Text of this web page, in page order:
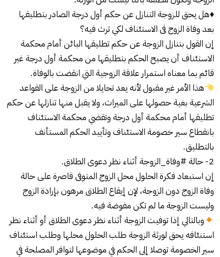
♦️هل يحق للزوجة التنازل عن حكم أول درجة الصادر بتطليقها
بعد وفاة الزوج فى الاستئناف لكي ترث فيه؟
إن القول بتنازل الزوجة عن حكم تطليقها البائن أمام محكمة
الاستئناف أن يصبح الحكم بتطليقها من محكمة أول درجة غير
قائم بما معناه استمرار علاقة الزوجية التي انقضت بالوفاة.
هذا الأمر غير مقبول لأنه يعد تحايلا من الزوجة على القواعد
الشرعية بغية حصولها على الميراث، ولا يقبل منها تنازلها عن حكم
تطليقها أمام محكمة أول درجة وتقضي محكمة الاستئناف
بانقطاع سير خصومة الاستئناف وتأييد الحكم المستأنف
بالتطليق.
2- حالة #وفاة_الزوجة أثناء نظر دعوى الطلاق.
إن استبعاد فكرة الحلول محل الزوج المتوفى قاصرة على حالة
وفاة الزوج دون الزوجة، لإن إيقاع الطلاق مرهون بإرادة الزوج
وليست الزوجة ما لم تكن مفوضة فيه.
وبالتالي إذا توفيت الزوجة أثناء نظر دعوى الطلاق أو أثناء نظر
استنئافه يحق لورثة الزوجة طلب الحلول محلها وطلب استئناف
سير الخصومة توصلا إلى الحكم في موضوعها لتوافر المصلحة في